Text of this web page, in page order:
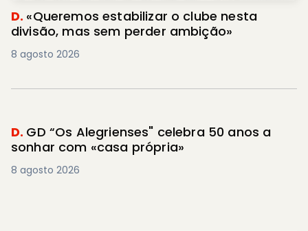
D. «Queremos estabilizar o clube nesta
divisão, mas sem perder ambição»
8 agosto 2026
D. GD “Os Alegrienses" celebra 50 anos a
sonhar com «casa própria»
8 agosto 2026